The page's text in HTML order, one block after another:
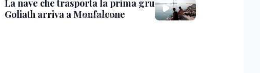
La nave che trasporta la prima gru
Goliath arriva a Monfalcone